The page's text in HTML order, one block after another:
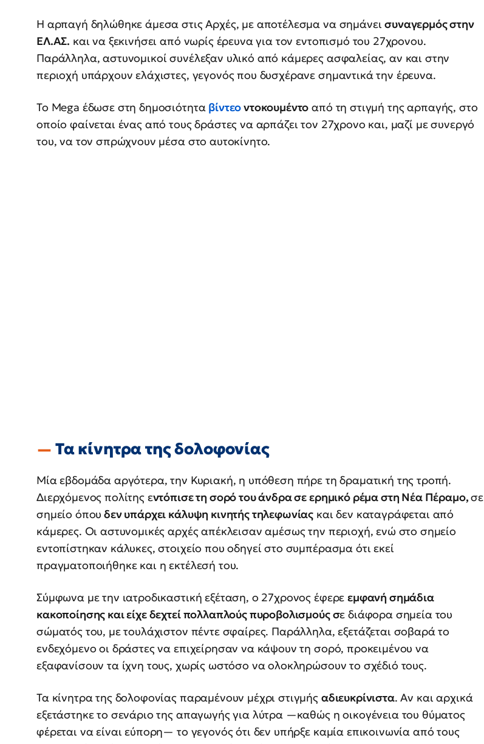
Η αρπαγή δηλώθηκε άμεσα στις Αρχές, με αποτέλεσμα να σημάνεισυναγερμός στην
ΕΛ.ΑΣ. και να ξεκινήσει από νωρίς έρευνα για τον εντοπισμό του 27χρονου.
Παράλληλα, αστυνομικοί συνέλεξαν υλικό από κάμερες ασφαλείας, αν και στην
περιοχή υπάρχουν ελάχιστες, γεγονός που δυσχέρανε σημαντικά την έρευνα.
Το Mega έδωσε στη δημοσιότητα βίντεοντοκουμέντο από τη στιγμή της αρπαγής, στο
οποίο φαίνεται ένας από τους δράστες να αρπάζει τον 27χρονο και, μαζί με συνεργό
του, να τον σπρώχνουν μέσα στο αυτοκίνητο.
Τα κίνητρα της δολοφονίας
Μία εβδομάδα αργότερα, την Κυριακή, η υπόθεση πήρε τη δραματική της τροπή.
Διερχόμενος πολίτης εντόπισε τη σορό του άνδρα σε ερημικό ρέμα στη Νέα Πέραμο,σε
σημείο όπου δεν υπάρχει κάλυψη κινητής τηλεφωνίας και δεν καταγράφεται από
κάμερες. Οι αστυνομικές αρχές απέκλεισαν αμέσως την περιοχή, ενώ στο σημείο
εντοπίστηκαν κάλυκες, στοιχείο που οδηγεί στο συμπέρασμα ότι εκεί
πραγματοποιήθηκε και η εκτέλεσή του.
Σύμφωνα με την ιατροδικαστική εξέταση, ο 27χρονος έφερεεμφανή σημάδια
κακοποίησης και είχε δεχτεί πολλαπλούς πυροβολισμούς σε διάφορα σημεία του
σώματός του, με τουλάχιστον πέντε σφαίρες. Παράλληλα, εξετάζεται σοβαρά το
ενδεχόμενο οι δράστες να επιχείρησαν να κάψουν τη σορό, προκειμένου να
εξαφανίσουν τα ίχνη τους, χωρίς ωστόσο να ολοκληρώσουν το σχέδιό τους.
Τα κίνητρα της δολοφονίας παραμένουν μέχρι στιγμής αδιευκρίνιστα. Αν και αρχικά
εξετάστηκε το σενάριο της απαγωγής για λύτρα —καθώς η οικογένεια του θύματος
φέρεται να είναι εύπορη— το γεγονός ότι δεν υπήρξε καμία επικοινωνία από τους